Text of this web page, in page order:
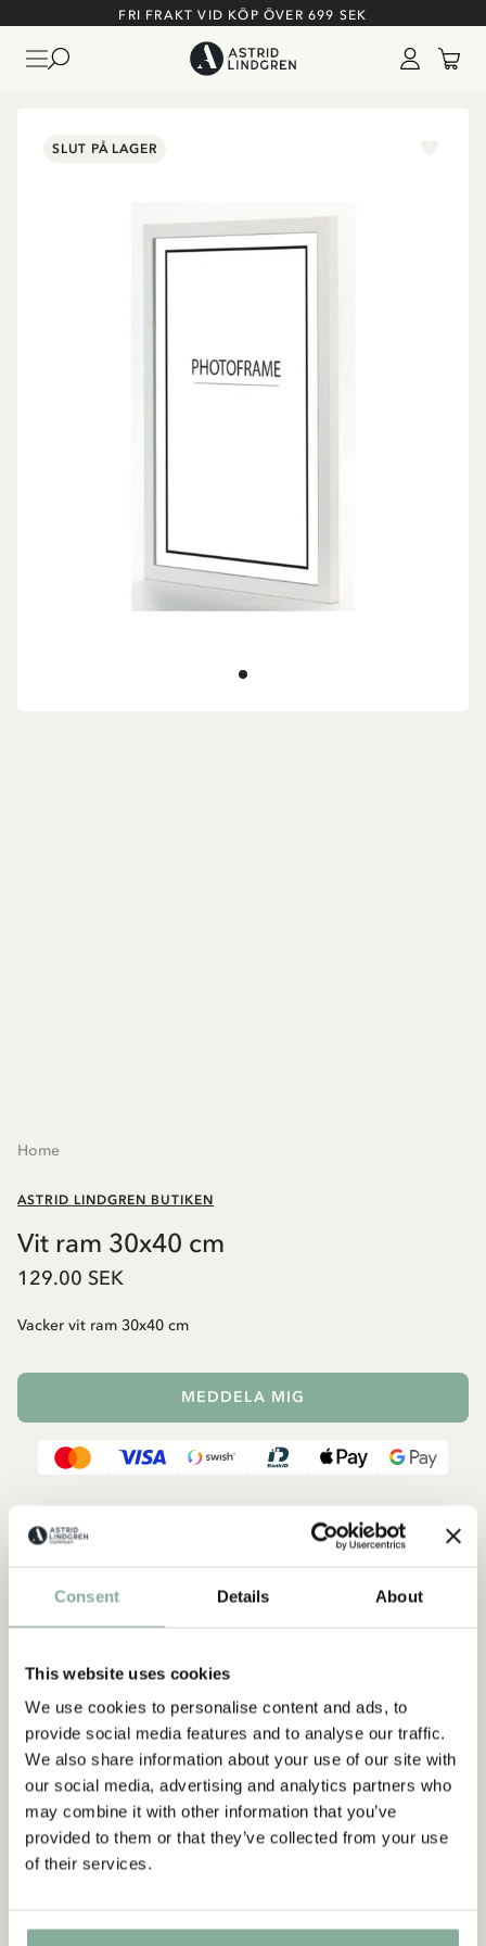
Consent Details About
This website uses cookies
We use cookies to personalise content and ads, to
provide social media features and to analyse our traffic.
We also share information about your use of our site with
our social media, advertising and analytics partners who
may combine it with other information that you’ve
provided to them or that they’ve collected from your use
of their services.
FRI FRAKT VID KÖP ÖVER 699 SEK
SLUT PÅ LAGER
Home
ASTRID LINDGREN BUTIKEN
Vit ram 30x40 cm
129.00 SEK
Vacker vit ram 30x40 cm
MEDDELA MIG
Beskrivning Frakt & retur
21 x 29,7 cm (A4)
30 x 40 cm
Upptäck mer Inredning